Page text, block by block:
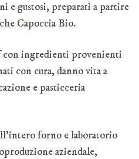
e gustosi, preparati a partire
Capoccia Bio.
con ingredienti provenienti
con cura, danno vita a
e pasticceria
forno e laboratorio
aziendale,